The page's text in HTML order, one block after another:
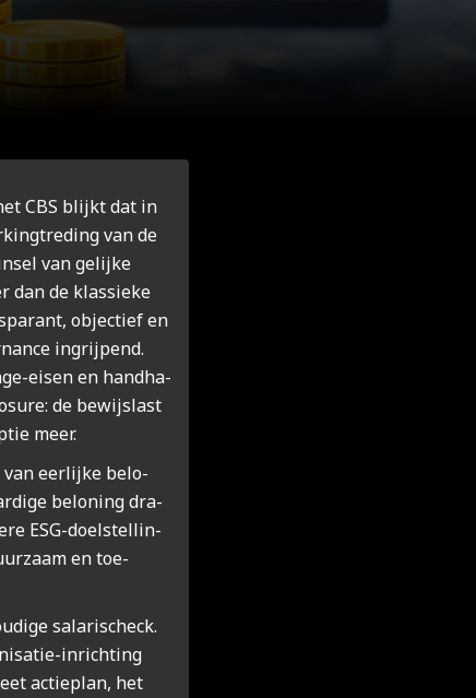
CBS blijkt dat in
van de
van gelij­ke
dan de klas­sie­ke
objec­tief en
ingrij­pend.
eisen en hand­ha­
de bewijs­last
meer.
van eer­lij­ke belo­
belo­ning dra­
ESG-doel­stel­lin­
en toe­
sala­ris­check.
inrich­ting
actie­plan, het